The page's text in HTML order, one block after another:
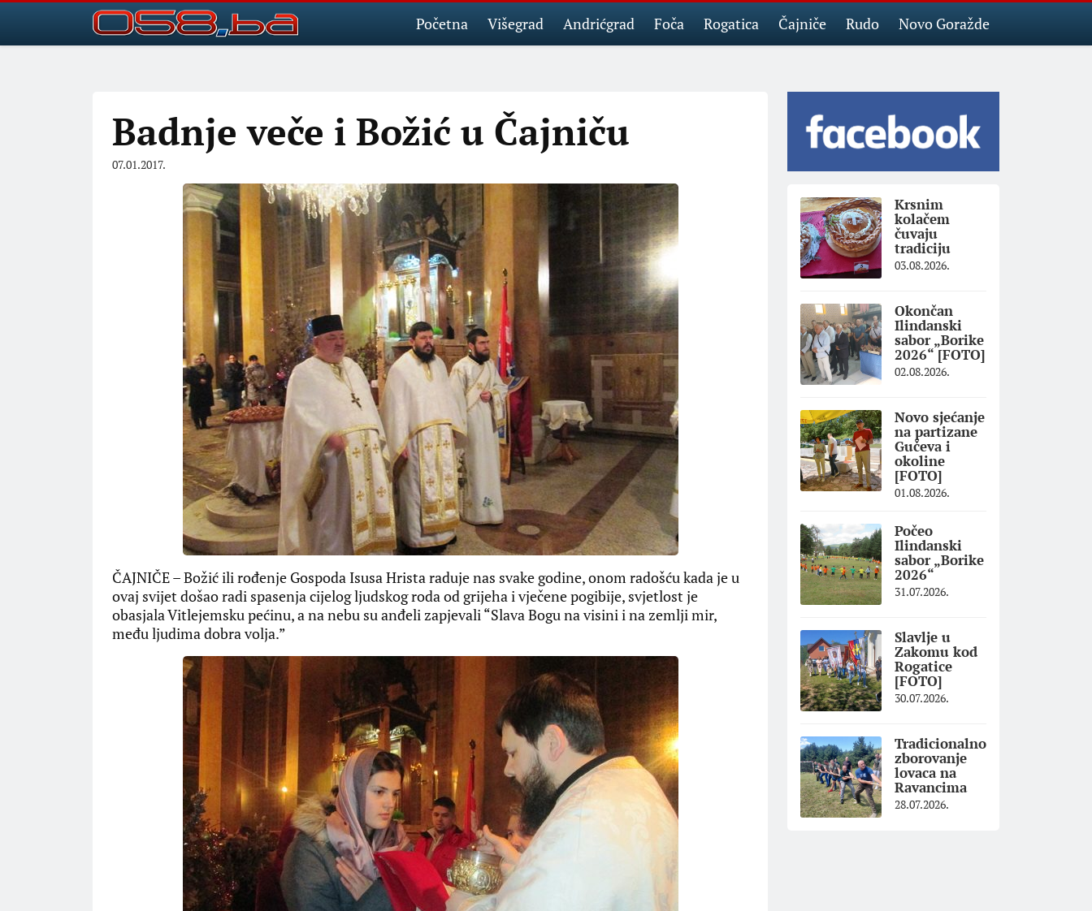
Početna Višegrad Andrićgrad Foča Rogatica Čajniče Rudo Novo Goražde
Badnje veče i Božić u Čajniču
07.01.2017.
ČAJNIČE – Božić ili rođenje Gospoda Isusa Hrista raduje nas svake godine, onom radošću kada je u
ovaj svijet došao radi spasenja cijelog ljudskog roda od grijeha i vječene pogibije, svjetlost je
obasjala Vitlejemsku pećinu, a na nebu su anđeli zapjevali “Slava Bogu na visini i na zemlji mir,
među ljudima dobra volja.”
Krsnim
kolačem
čuvaju
tradiciju
03.08.2026.
Okončan
Ilindanski
sabor „Borike
2026“ [FOTO]
02.08.2026.
Novo sjećanje
na partizane
Gučeva i
okoline
[FOTO]
01.08.2026.
Počeo
Ilindanski
sabor „Borike
2026“
31.07.2026.
Slavlje u
Zakomu kod
Rogatice
[FOTO]
30.07.2026.
Tradicionalno
zborovanje
lovaca na
Ravancima
28.07.2026.